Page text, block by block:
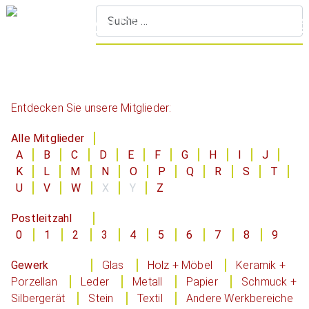
Entdecken Sie unsere Mitglieder:
Alle Mitglieder
A
B C D E F G H
J
K
L M N O P Q R S
T
U
V W X Y Z
Postleitzahl
0
1 2 3 4 5 6 7 8 9
Gewerk Glas Holz + Möbel
Keramik +
Porzellan
Leder Metall Papier
Schmuck +
Silbergerät
Stein Textil Andere Werkbereiche